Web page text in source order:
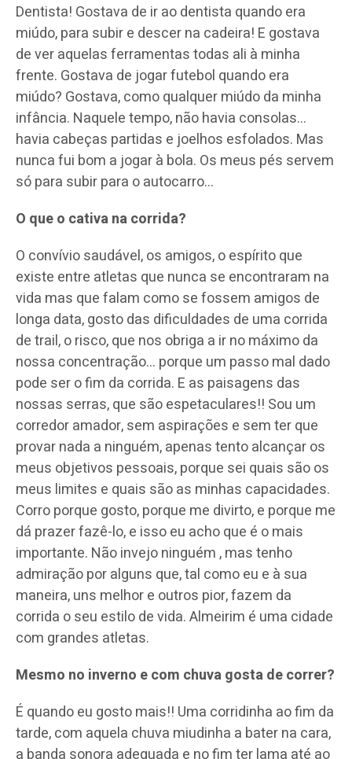
Dentista! Gostava de ir ao dentista quando era
miúdo, para subir e descer na cadeira! E gostava
de ver aquelas ferramentas todas ali à minha
frente. Gostava de jogar futebol quando era
miúdo? Gostava, como qualquer miúdo da minha
infância. Naquele tempo, não havia consolas…
havia cabeças partidas e joelhos esfolados. Mas
nunca fui bom a jogar à bola. Os meus pés servem
só para subir para o autocarro…
O que o cativa na corrida?
O convívio saudável, os amigos, o espírito que
existe entre atletas que nunca se encontraram na
vida mas que falam como se fossem amigos de
longa data, gosto das dificuldades de uma corrida
de trail, o risco, que nos obriga a ir no máximo da
nossa concentração… porque um passo mal dado
pode ser o fim da corrida. E as paisagens das
nossas serras, que são espetaculares!! Sou um
corredor amador, sem aspirações e sem ter que
provar nada a ninguém, apenas tento alcançar os
meus objetivos pessoais, porque sei quais são os
meus limites e quais são as minhas capacidades.
Corro porque gosto, porque me divirto, e porque me
dá prazer fazê-lo, e isso eu acho que é o mais
importante. Não invejo ninguém , mas tenho
admiração por alguns que, tal como eu e à sua
maneira, uns melhor e outros pior, fazem da
corrida o seu estilo de vida. Almeirim é uma cidade
com grandes atletas.
Mesmo no inverno e com chuva gosta de correr?
É quando eu gosto mais!! Uma corridinha ao fim da
tarde, com aquela chuva miudinha a bater na cara,
a banda sonora adequada e no fim ter lama até ao